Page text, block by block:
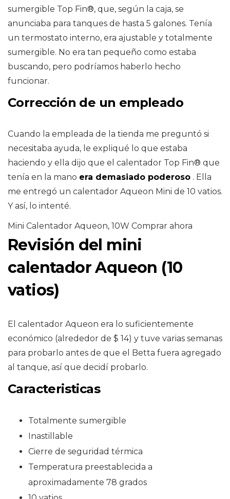
sumergible Top Fin®, que, según la caja, se
anunciaba para tanques de hasta 5 galones. Tenía
un termostato interno, era ajustable y totalmente
sumergible. No era tan pequeño como estaba
buscando, pero podríamos haberlo hecho
funcionar.
Corrección de un empleado
Cuando la empleada de la tienda me preguntó si
necesitaba ayuda, le expliqué lo que estaba
haciendo y ella dijo que el calentador Top Fin® que
tenía en la mano era demasiado poderoso . Ella
me entregó un calentador Aqueon Mini de 10 vatios.
Y así, lo intenté.
Mini Calentador Aqueon, 10W Comprar ahora
Revisión del mini
calentador Aqueon (10
vatios)
El calentador Aqueon era lo suficientemente
económico (alrededor de $ 14) y tuve varias semanas
para probarlo antes de que el Betta fuera agregado
al tanque, así que decidí probarlo.
Caracteristicas
Totalmente sumergible
Inastillable
Cierre de seguridad térmica
Temperatura preestablecida a
aproximadamente 78 grados